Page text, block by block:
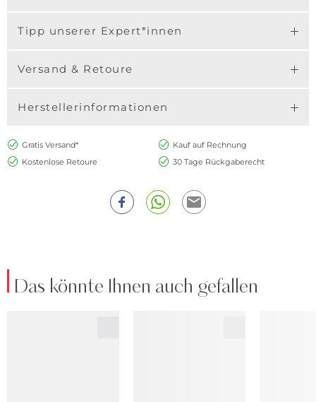
Tipp unserer Expert*innen
Versand & Retoure
Herstellerinformationen
Gratis Versand*
Kauf auf Rechnung
Kostenlose Retoure
30 Tage Rückgaberecht
Das könnte Ihnen auch gefallen